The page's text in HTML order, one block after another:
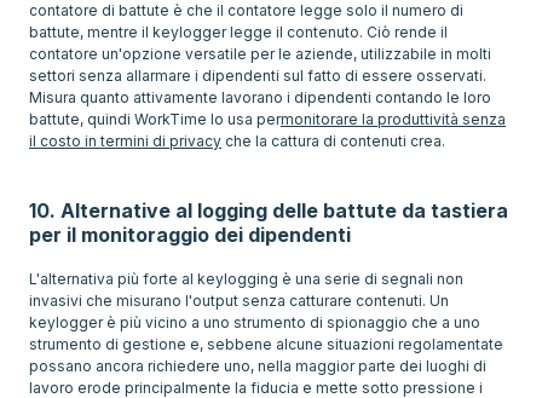
contatore di battute è che il contatore legge solo il numero di
battute, mentre il keylogger legge il contenuto. Ciò rende il
contatore un'opzione versatile per le aziende, utilizzabile in molti
settori senza allarmare i dipendenti sul fatto di essere osservati.
Misura quanto attivamente lavorano i dipendenti contando le loro
battute, quindi WorkTime lo usa permonitorare la produttività senza
il costo in termini di privacy che la cattura di contenuti crea.
10. Alternative al logging delle battute da tastiera
per il monitoraggio dei dipendenti
L'alternativa più forte al keylogging è una serie di segnali non
invasivi che misurano l'output senza catturare contenuti. Un
keylogger è più vicino a uno strumento di spionaggio che a uno
strumento di gestione e, sebbene alcune situazioni regolamentate
possano ancora richiedere uno, nella maggior parte dei luoghi di
lavoro erode principalmente la fiducia e mette sotto pressione i